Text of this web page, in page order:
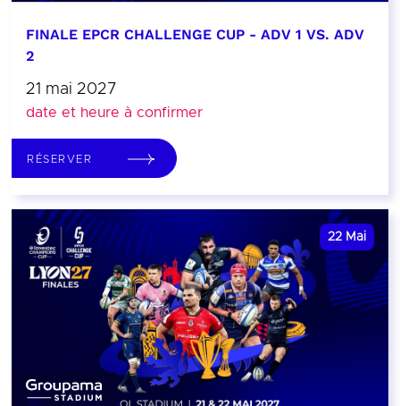
FINALE EPCR CHALLENGE CUP - ADV 1 VS. ADV
2
21 mai 2027
date et heure à confirmer
RÉSERVER
22 Mai